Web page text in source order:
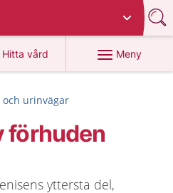
Hitta vård
på 1177.se
Meny
och urinvägar
förhuden
yttersta del,